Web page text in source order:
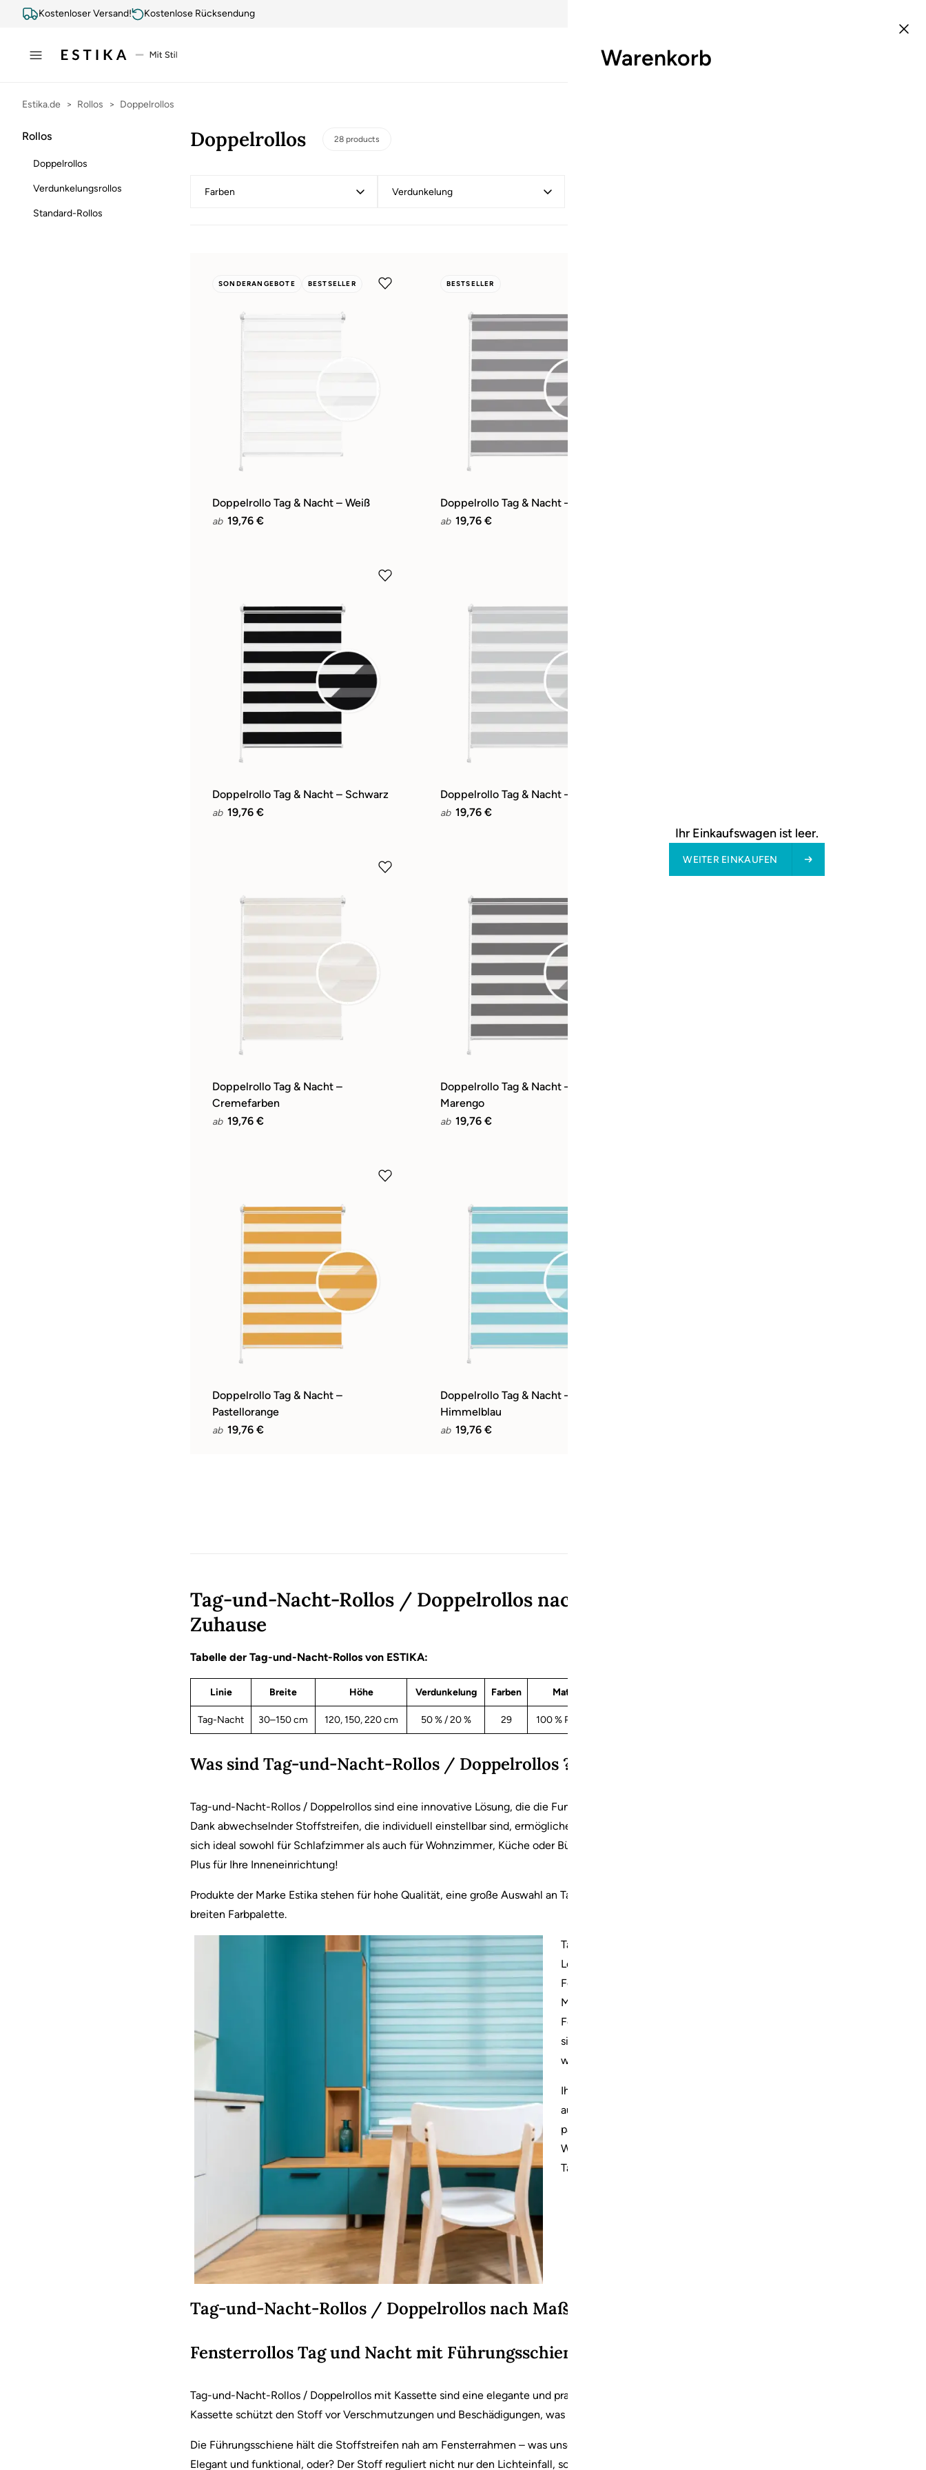
Kostenloser Versand! Kostenlose Rücksendung
Estika.de Rollos Doppelrollos
Rollos
Doppelrollos
Verdunkelungsrollos
Standard-Rollos
Doppelrollos 28 products
Farben Verdunkelung
SONDERANGEBOTE BESTSELLER
Doppelrollo Tag & Nacht – Weiß
ab 19,76 €
BESTSELLER
Doppelrollo Tag & Nacht – Grau
ab 19,76 €
Doppelrollo Tag & Nacht – Schwarz
ab 19,76 €
Doppelrollo Tag & Nacht – Hellgrau
ab 19,76 €
Doppelrollo Tag & Nacht –
Cremefarben
ab 19,76 €
Doppelrollo Tag & Nacht – Grau
Marengo
ab 19,76 €
Doppelrollo Tag & Nacht –
Pastellorange
ab 19,76 €
Doppelrollo Tag & Nacht –
Himmelblau
ab 19,76 €
Tag-und-Nacht-Rollos / Doppelrollos nach Maß – Die ideale Lösung für Ihr
Zuhause
Tabelle der Tag-und-Nacht-Rollos von ESTIKA:
Linie Breite Höhe Verdunkelung Farben Material
Tag-Nacht 30–150 cm 120, 150, 220 cm 50 % / 20 % 29 100 % Polyester
Was sind Tag-und-Nacht-Rollos / Doppelrollos ?
Tag-und-Nacht-Rollos / Doppelrollos sind eine innovative Lösung, die die Funktionalität traditioneller Rollos mit modernem Design kombiniert.
Dank abwechselnder Stoffstreifen, die individuell einstellbar sind, ermöglichen diese Rollos eine präzise Steuerung des Lichteinfalls. Sie eignen
sich ideal sowohl für Schlafzimmer als auch für Wohnzimmer, Küche oder Büro und elegante Restaurants. Unsere Produkte sind ein garantiertes
Plus für Ihre Inneneinrichtung!
Produkte der Marke Estika stehen für hohe Qualität, eine große Auswahl an Tag-und-Nacht-Rollos / Doppelrollos und viele Modelle in einer
breiten Farbpalette.
Tag-und-Nacht-Rollos / Doppelrollos nach Maß sind die perfekte
Lösung für alle, die Produkte suchen, die individuell auf die
Fenstermaße zugeschnitten sind. Dank der Möglichkeit, Rollos nach
Maß zu bestellen, können Sie sicher sein, dass sie perfekt zu jedem
Fenster passen – unabhängig von Form und Größe. Und wenn Sie
sich fragen, ob wir auch etwas für Balkonfenster haben – ja, haben
wir! Auch für Balkone mit einer Höhe von 220 cm!
Ihre Aufgabe ist es lediglich, das Fenster auszumessen (achten Sie
auch auf die Fensterkonstruktion und die Rahmenprofile), das
passende Modell auszuwählen und die Bestellung abzuschließen!
Wir garantieren eine schnelle Umsetzung und attraktive Preise für
Tag-und-Nacht-Rollos / Doppelrollos!
Tag-und-Nacht-Rollos / Doppelrollos nach Maß
Fensterrollos Tag und Nacht mit Führungsschienen
Tag-und-Nacht-Rollos / Doppelrollos mit Kassette sind eine elegante und praktische Lösung, die sich harmonisch in jedes Interieur einfügt. Die
Kassette schützt den Stoff vor Verschmutzungen und Beschädigungen, was die Lebensdauer der Rollos verlängert.
Die Führungsschiene hält die Stoffstreifen nah am Fensterrahmen – was unserer Meinung nach beim Kippen des Flügels besonders wichtig ist.
Elegant und funktional, oder? Der Stoff reguliert nicht nur den Lichteinfall, sondern liegt auch eng am Rahmen an – das verhindert ein Flattern
Warenkorb
Ihr Einkaufswagen ist leer.
WEITER EINKAUFEN